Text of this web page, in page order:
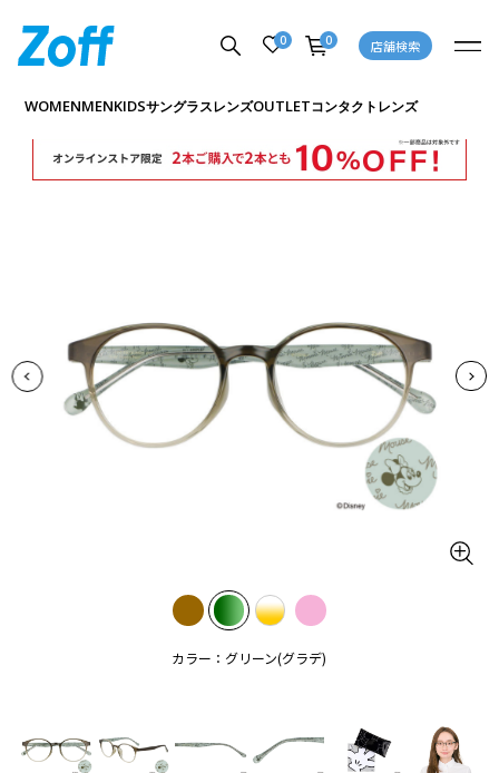
0 0 店舗検索
WOMENMENKIDSサングラスレンズOUTLETコンタクトレンズ
カラー：グリーン(グラデ)
商品詳細ページへ